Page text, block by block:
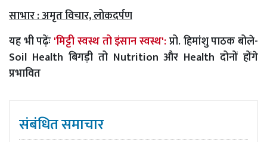
साभार : अमृत विचार, लोकदर्पण
यह भी पढ़ेंः 'मिट्टी स्वस्थ तो इंसान स्वस्थ':प्रो. हिमांशु पाठक बोले-
Soil Health बिगड़ी तो Nutrition और Health दोनों होंगे
प्रभावित
संबंधित समाचार